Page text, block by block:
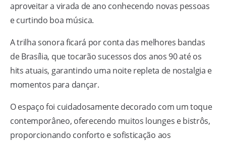
aproveitar a virada de ano conhecendo novas pessoas
e curtindo boa música.
A trilha sonora ficará por conta das melhores bandas
de Brasília, que tocarão sucessos dos anos 90 até os
hits atuais, garantindo uma noite repleta de nostalgia e
momentos para dançar.
O espaço foi cuidadosamente decorado com um toque
contemporâneo, oferecendo muitos lounges e bistrôs,
proporcionando conforto e sofisticação aos